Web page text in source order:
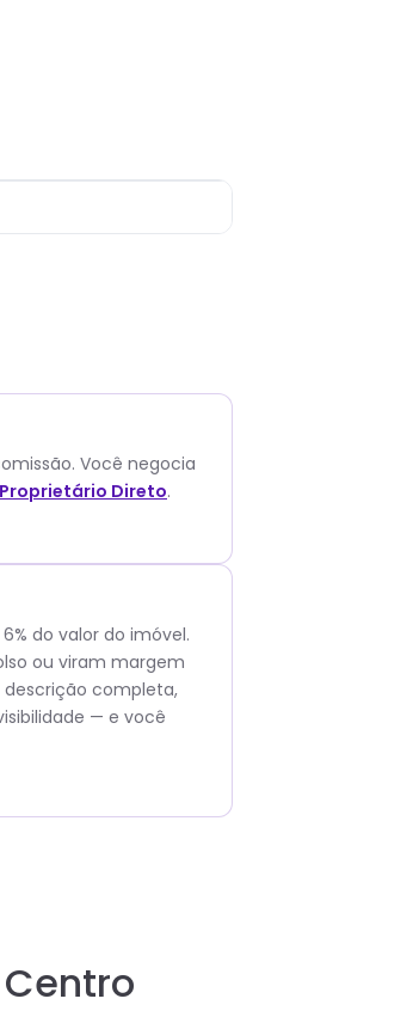
Você negocia
Direto.
do valor do imóvel.
ou viram margem
completa,
— e você